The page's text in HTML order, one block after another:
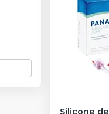
Silicone